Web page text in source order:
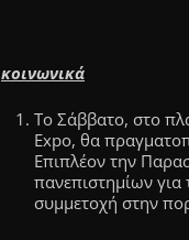
κοινωνικά
Το Σάββατο, στο
Expo, θα
Επιπλέον την
πανεπιστημίων
συμμετοχή στην